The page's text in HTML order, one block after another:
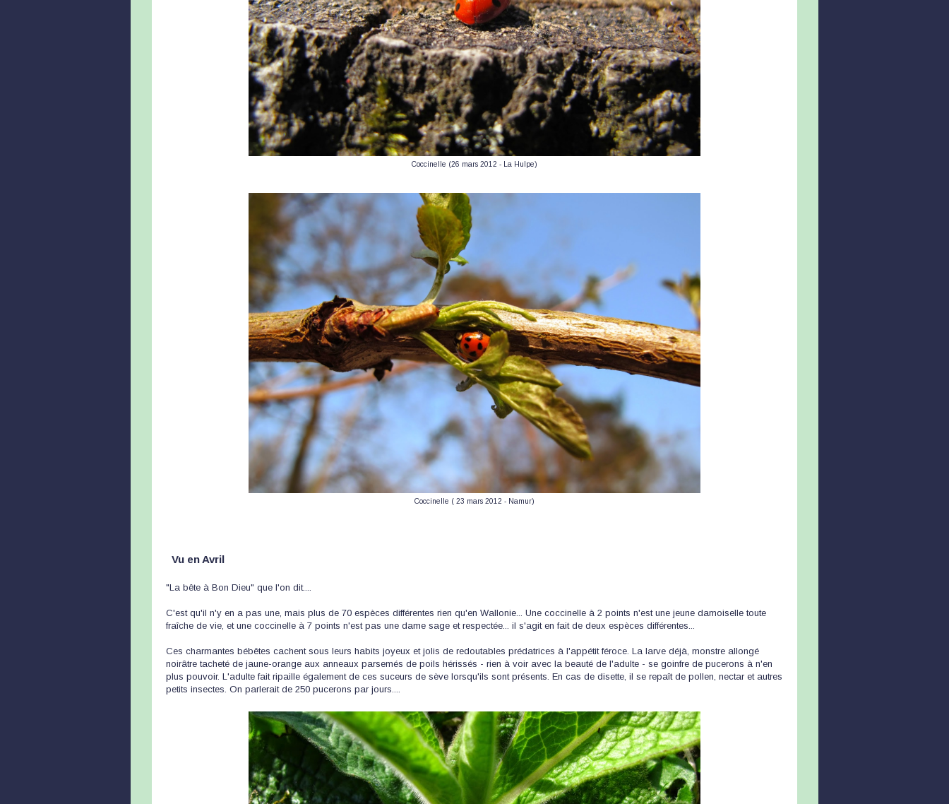
Coccinelle (26 mars 2012 - La Hulpe)
Coccinelle ( 23 mars 2012 - Namur)
Vu en Avril
"La bête à Bon Dieu" que l'on dit....
C'est qu'il n'y en a pas une, mais plus de 70 espèces différentes rien qu'en Wallonie... Une coccinelle à 2 points n'est une jeune damoiselle toute
fraîche de vie, et une coccinelle à 7 points n'est pas une dame sage et respectée... il s'agit en fait de deux espèces différentes...
Ces charmantes bébêtes cachent sous leurs habits joyeux et jolis de redoutables prédatrices à l'appétit féroce. La larve déjà, monstre allongé
noirâtre tacheté de jaune-orange aux anneaux parsemés de poils hérissés - rien à voir avec la beauté de l'adulte - se goinfre de pucerons à n'en
plus pouvoir. L'adulte fait ripaille également de ces suceurs de sève lorsqu'ils sont présents. En cas de disette, il se repaît de pollen, nectar et autres
petits insectes. On parlerait de 250 pucerons par jours....